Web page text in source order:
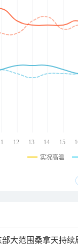
12 13 14 15
实况高温
大范围桑拿天持